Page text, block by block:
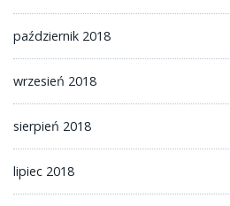
październik 2018
wrzesień 2018
sierpień 2018
lipiec 2018